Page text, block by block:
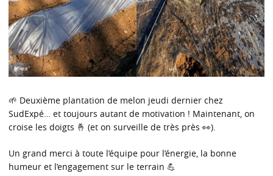
🌱 Deuxième plantation de melon jeudi dernier chez
SudExpé… et toujours autant de motivation ! Maintenant, on
croise les doigts 🤞 (et on surveille de très près 👀).
Un grand merci à toute l’équipe pour l’énergie, la bonne
humeur et l’engagement sur le terrain 💪